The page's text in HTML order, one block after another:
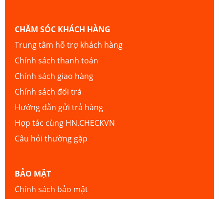
CHĂM SÓC KHÁCH HÀNG
Trung tâm hỗ trợ khách hàng
Chính sách thanh toán
Chính sách giao hàng
Chính sách đổi trả
Hướng dẫn gửi trả hàng
Hợp tác cùng HN.CHECKVN
Câu hỏi thường gặp
BẢO MẬT
Chính sách bảo mật